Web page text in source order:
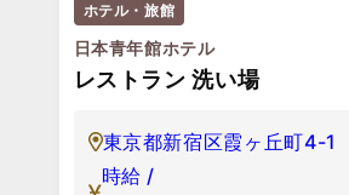
ホテル・旅館
日本青年館ホテル
レストラン 洗い場
東京都新宿区霞ヶ丘町4-1
時給 /